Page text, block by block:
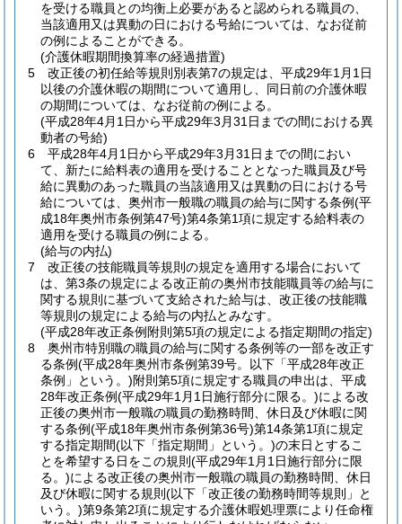
を受ける職員との均衡上必要があると認められる職員の、
当該適用又は異動の日における号給については、なお従前
の例によることができる。
(介護休暇期間換算率の経過措置)
5
改正後の初任給等規則別表第7の規定は、平成29年1月1日
以後の介護休暇の期間について適用し、同日前の介護休暇
の期間については、なお従前の例による。
(平成28年4月1日から平成29年3月31日までの間における異
動者の号給)
6
平成28年4月1日から平成29年3月31日までの間におい
て、新たに給料表の適用を受けることとなった職員及び号
給に異動のあった職員の当該適用又は異動の日における号
給については、奥州市一般職の職員の給与に関する条例(平
成18年奥州市条例第47号)第4条第1項に規定する給料表の
適用を受ける職員の例による。
(給与の内払)
7
改正後の技能職員等規則の規定を適用する場合において
は、第3条の規定による改正前の奥州市技能職員等の給与に
関する規則に基づいて支給された給与は、改正後の技能職
等規則の規定による給与の内払とみなす。
(平成28年改正条例附則第5項の規定による指定期間の指定)
8
奥州市特別職の職員の給与に関する条例等の一部を改正す
る条例(平成28年奥州市条例第39号。以下「平成28年改正
条例」という。)附則第5項に規定する職員の申出は、平成
28年改正条例(平成29年1月1日施行部分に限る。)による改
正後の奥州市一般職の職員の勤務時間、休日及び休暇に関
する条例(平成18年奥州市条例第36号)第14条第1項に規定
する指定期間(以下「指定期間」という。)の末日とするこ
とを希望する日をこの規則 (平成29年1月1日施行部分に限
る。)による改正後の奥州市一般職の職員の勤務時間、休日
及び休暇に関する規則 (以下「改正後の勤務時間等規則」と
いう。)第9条第2項に規定する介護休暇処理票により任命権